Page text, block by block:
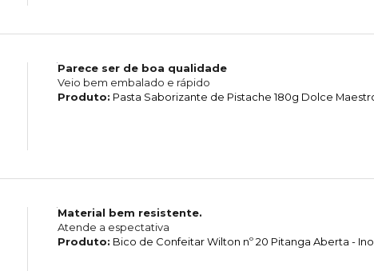
Parece ser de boa qualidade
Veio bem embalado e rápido
Produto: Pasta Saborizante de Pistache 180g Dolce
Material bem resistente.
Atende a espectativa
Produto: Bico de Confeitar Wilton nº 20 Pitanga Aberta -